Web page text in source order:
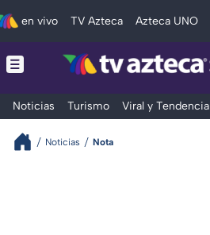
en vivo TV Azteca Azteca UNO
Noticias Turismo Viral y Tendencia
Noticias Nota